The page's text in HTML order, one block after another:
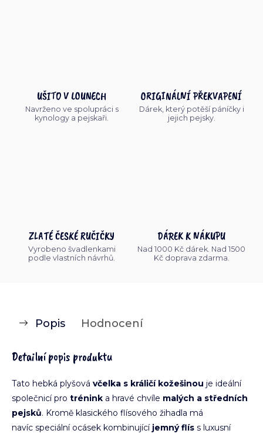
UŠITO V LOUNECH
Navrženo ve spolupráci s
kynology a pejskaři.
ORIGINÁLNÍ PŘEKVAPENÍ
Dárek, který potěší páníčky i
jejich pejsky.
ZLATÉ ČESKÉ RUČIČKY
Vyrobeno švadlenkami
podle vlastních návrhů.
DÁREK K NÁKUPU
Nad 1000 Kč dárek. Nad 1500
Kč doprava zdarma.
Popis Hodnocení
Detailní popis produktu
Tato hebká plyšová včelka s králičí kožešinou je ideální
společnicí pro trénink a hravé chvíle malých a středních
pejsků. Kromě klasického flísového žihadla má
navíc speciální ocásek kombinující jemný flís s luxusní